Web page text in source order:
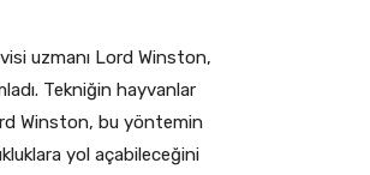
uzmanı Lord Winston,
Tekniğin hayvanlar
Winston, bu yöntemin
yol açabileceğini